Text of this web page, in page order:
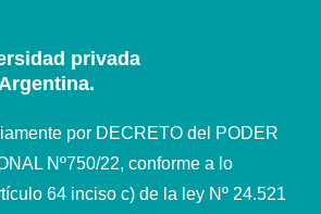
privada
por DECRETO del PODER
Nº750/22, conforme a lo
64 inciso c) de la ley Nº 24.521